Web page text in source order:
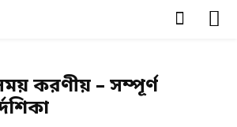
করণীয় – সম্পূর্ণ